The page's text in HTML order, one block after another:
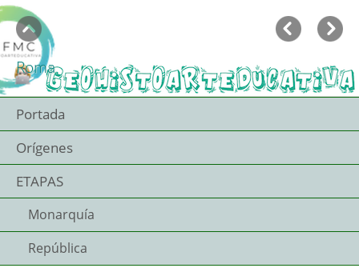
Saltar la navegación
Buscar en todas las
páginas
Roma
Menú
Portada
Orígenes
ETAPAS
Monarquía
República
Anterior